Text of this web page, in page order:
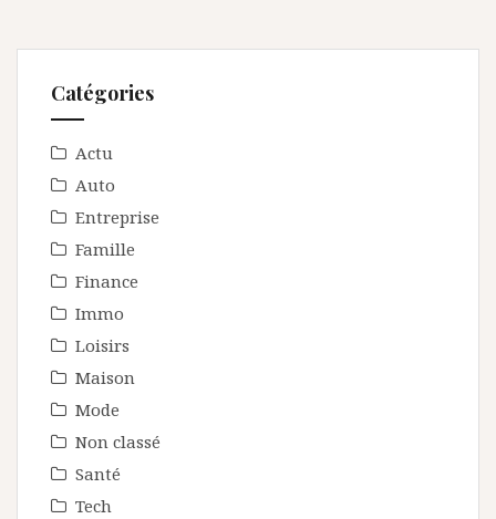
Catégories
Actu
Auto
Entreprise
Famille
Finance
Immo
Loisirs
Maison
Mode
Non classé
Santé
Tech